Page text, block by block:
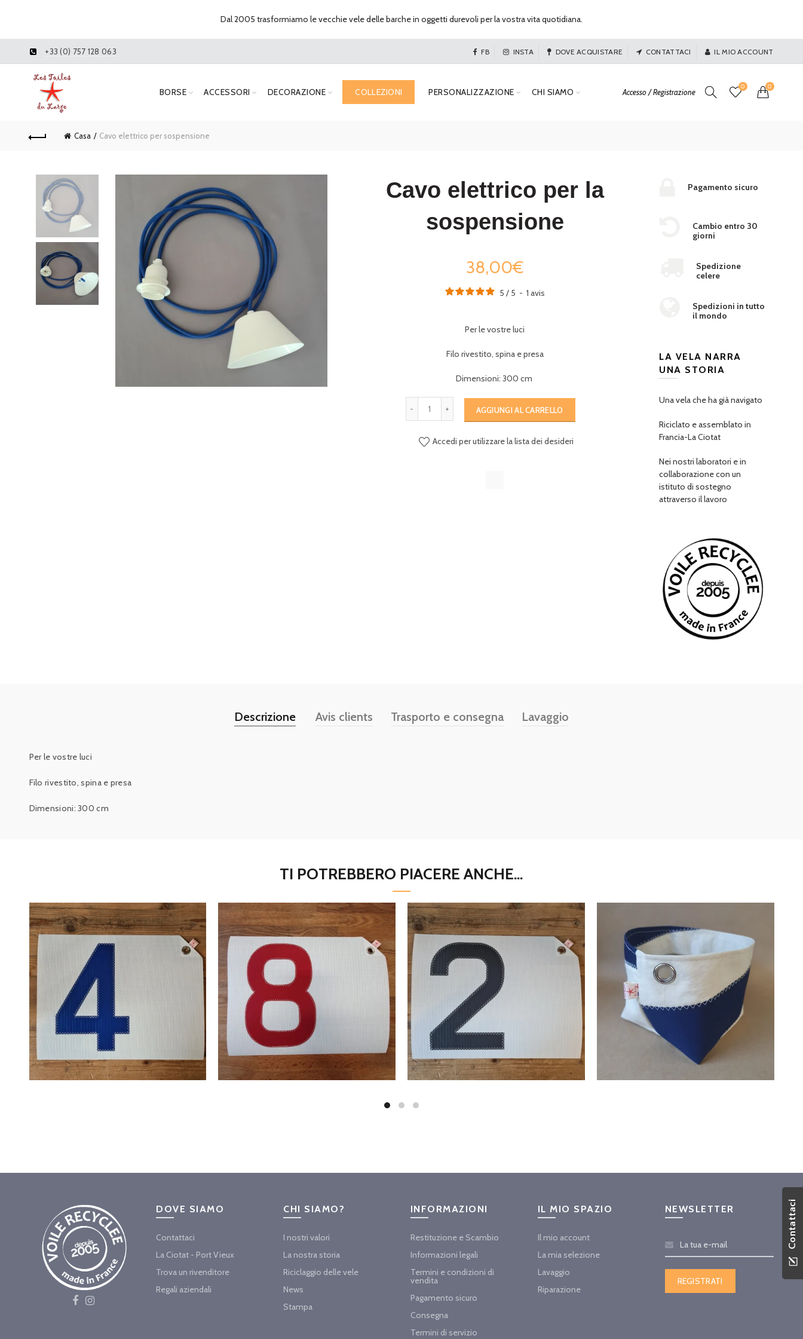
+33 (0) 757 128 063 FB INSTA DOVE ACQUISTARE CONTATTACI IL MIO ACCOUNT
BORSE ACCESSORI DECORAZIONE COLLEZIONI PERSONALIZZAZIONE CHI SIAMO Accesso / Registrazione
0 0
Casa Cavo elettrico per sospensione
Cavo elettrico per la
sospensione
38,00€
5 / 5 - 1 avis
Per le vostre luci
Filo rivestito, spina e presa
Dimensioni: 300 cm
AGGIUNGI AL CARRELLO
Accedi per utilizzare la lista dei desideri
Pagamento sicuro
Cambio entro 30
giorni
Spedizione
celere
Spedizioni in tutto
il mondo
LA VELA NARRA
UNA STORIA
Una vela che ha già navigato
Riciclato e assemblato in
Francia-La Ciotat
Nei nostri laboratori e in
collaborazione con un
istituto di sostegno
attraverso il lavoro
Descrizione Avis clients Trasporto e consegna Lavaggio
Per le vostre luci
Filo rivestito, spina e presa
Dimensioni: 300 cm
TI POTREBBERO PIACERE ANCHE...
DOVE SIAMO
Contattaci
La Ciotat - Port Vieux
Trova un rivenditore
Regali aziendali
CHI SIAMO?
I nostri valori
La nostra storia
Riciclaggio delle vele
News
Stampa
INFORMAZIONI
Restituzione e Scambio
Informazioni legali
Termini e condizioni di
vendita
Pagamento sicuro
Consegna
Termini di servizio
IL MIO SPAZIO
Il mio account
La mia selezione
Lavaggio
Riparazione
NEWSLETTER
Dal 2005 trasformiamo le vecchie vele delle barche in oggetti durevoli per la vostra vita quotidiana.
Contattaci